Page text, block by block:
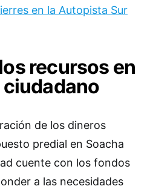
en la Autopista Sur
recursos en
de los dineros
predial en Soacha
cuente con los fondos
a las necesidades